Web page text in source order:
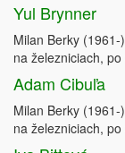
Yul Brynner
Milan Berky
na železniciach,
Adam Cibuľa
Milan Berky
na železniciach,